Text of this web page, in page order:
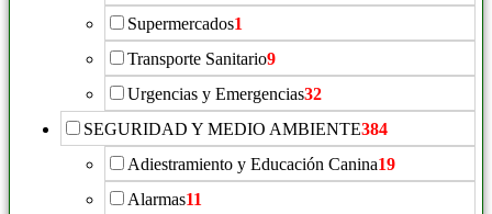
Supermercados1
Transporte Sanitario9
Urgencias y Emergencias32
SEGURIDAD Y MEDIO AMBIENTE384
Adiestramiento y Educación Canina19
Alarmas11